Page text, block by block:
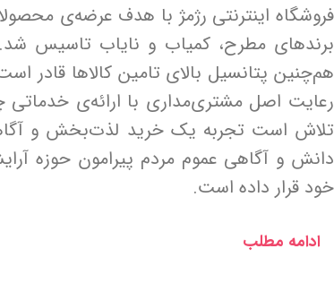
فروشگاه اینترنتی رژمژ با هدف عرضه‌ی
برندهای مطرح، کمیاب و نایاب تاسیس
هم‌چنین پتانسیل بالای تامین کالاها
رعایت اصل مشتری‌مداری با ارائه‌ی
تلاش است تجربه یک خرید لذت‌بخش و
دانش و آگاهی عموم مردم پیرامون حوزه
خود قرار داده است.
ادامه مطلب